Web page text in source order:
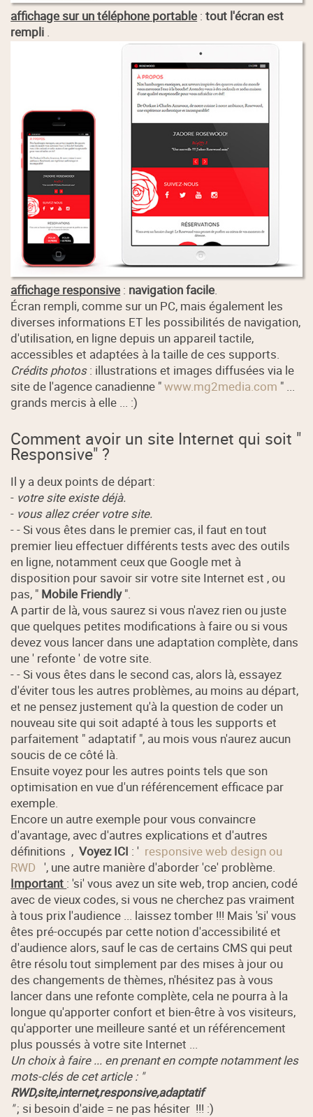
affichage sur un téléphone portable :tout l'écran est
rempli .
affichage responsive : navigation facile.
Écran rempli, comme sur un PC, mais également les
diverses informations ET les possibilités de navigation,
d'utilisation, en ligne depuis un appareil tactile,
accessibles et adaptées à la taille de ces supports.
Crédits photos: illustrations et images diffusées via le
site de l'agence canadienne "www.mg2media.com " ...
grands mercis à elle ... :)
Comment avoir un site Internet qui soit "
Responsive" ?
Il y a deux points de départ:
- votre site existe déjà.
- vous allez créer votre site.
- - Si vous êtes dans le premier cas, il faut en tout
premier lieu effectuer différents tests avec des outils
en ligne, notamment ceux que Google met à
disposition pour savoir sir votre site Internet est , ou
pas, " Mobile Friendly".
A partir de là, vous saurez si vous n'avez rien ou juste
que quelques petites modifications à faire ou si vous
devez vous lancer dans une adaptation complète, dans
une ' refonte ' de votre site.
- - Si vous êtes dans le second cas, alors là, essayez
d'éviter tous les autres problèmes, au moins au départ,
et ne pensez justement qu'à la question de coder un
nouveau site qui soit adapté à tous les supports et
parfaitement " adaptatif ", au mois vous n'aurez aucun
soucis de ce côté là.
Ensuite voyez pour les autres points tels que son
optimisation en vue d'un référencement efficace par
exemple.
Encore un autre exemple pour vous convaincre
d'avantage, avec d'autres explications et d'autres
définitions ,Voyez ICI : ' responsive web design ou
RWD ', une autre manière d'aborder 'ce' problème.
Important : 'si' vous avez un site web, trop ancien, codé
avec de vieux codes, si vous ne cherchez pas vraiment
à tous prix l'audience ... laissez tomber !!! Mais 'si' vous
êtes pré-occupés par cette notion d'accessibilité et
d'audience alors, sauf le cas de certains CMS qui peut
être résolu tout simplement par des mises à jour ou
des changements de thèmes, n'hésitez pas à vous
lancer dans une refonte complète, cela ne pourra à la
longue qu'apporter confort et bien-être à vos visiteurs,
qu'apporter une meilleure santé et un référencement
plus poussés à votre site Internet ...
Un choix à faire ... en prenant en compte notamment les
mots-clés de cet article : "
RWD,site,internet,responsive,adaptatif
"; si besoin d'aide = ne pas hésiter !!! :)